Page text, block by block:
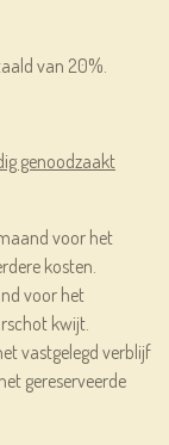
van 20%.
genoodzaakt
voor het
kosten.
voor het
kwijt.
vastgelegd verblijf
gereserveerde